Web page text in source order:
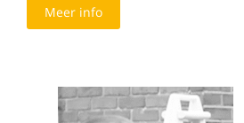
Meer info